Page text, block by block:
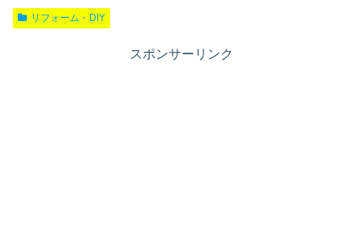
リフォーム・DIY
スポンサーリンク